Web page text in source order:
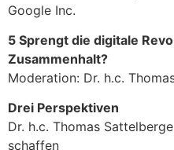
Google Inc.
5 Sprengt die digitale
Zusammenhalt?
Moderation: Dr. h.c.
Drei Perspektiven
Dr. h.c. Thomas
schaffen